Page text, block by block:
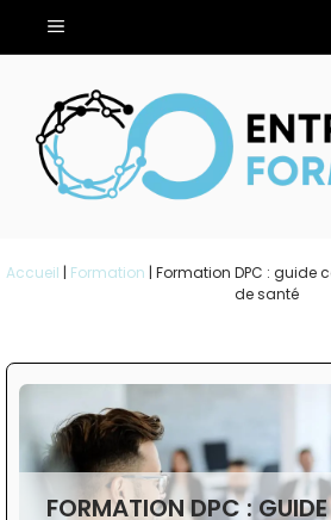
contenu
Menu
Accueil | Formation | Formation DPC : guide
de santé
FORMATION DPC :